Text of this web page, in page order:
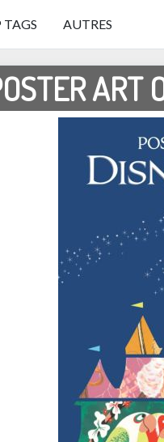
TAGS AUTRES
ART